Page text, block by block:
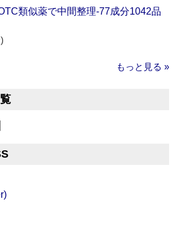
類似薬で中間整理‐77成分1042品
もっと見る »